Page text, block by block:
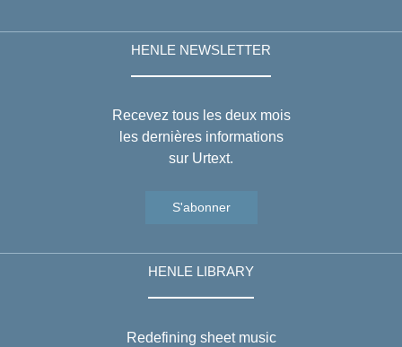
HENLE NEWSLETTER
Recevez tous les deux mois
les dernières informations
sur Urtext.
S'abonner
HENLE LIBRARY
Redefining sheet music